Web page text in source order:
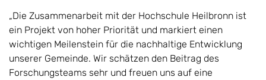
„Die Zusammenarbeit mit der Hochschule Heilbronn ist
ein Projekt von hoher Priorität und markiert einen
wichtigen Meilenstein für die nachhaltige Entwick­lung
unserer Gemeinde. Wir schätzen den Beitrag des
Forschungsteams sehr und freuen uns auf eine